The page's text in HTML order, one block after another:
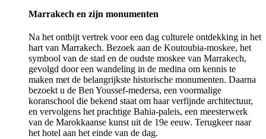
Marrakech en zijn monumenten
Na het ontbijt vertrek voor een dag culturele ontdekking in het
hart van Marrakech. Bezoek aan de Koutoubia-moskee, het
symbool van de stad en de oudste moskee van Marrakech,
gevolgd door een wandeling in de medina om kennis te
maken met de belangrijkste historische monumenten. Daarna
bezoekt u de Ben Youssef-medersa, een voormalige
koranschool die bekend staat om haar verfijnde architectuur,
en vervolgens het prachtige Bahia-paleis, een meesterwerk
van de Marokkaanse kunst uit de 19e eeuw. Terugkeer naar
het hotel aan het einde van de dag.